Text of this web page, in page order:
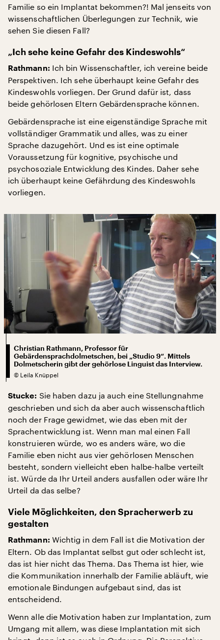
Familie so ein Implantat bekommen?! Mal jenseits von
wissenschaftlichen Überlegungen zur Technik, wie
sehen Sie diesen Fall?
„Ich sehe keine Gefahr des Kindeswohls“
Rathmann: Ich bin Wissenschaftler, ich vereine beide
Perspektiven. Ich sehe überhaupt keine Gefahr des
Kindeswohls vorliegen. Der Grund dafür ist, dass
beide gehörlosen Eltern Gebärdensprache können.
Gebärdensprache ist eine eigenständige Sprache mit
vollständiger Grammatik und alles, was zu einer
Sprache dazugehört. Und es ist eine optimale
Voraussetzung für kognitive, psychische und
psychosoziale Entwicklung des Kindes. Daher sehe
ich überhaupt keine Gefährdung des Kindeswohls
vorliegen.
Christian Rathmann, Professor für
Gebärdensprachdolmetschen, bei „Studio 9“. Mittels
Dolmetscherin gibt der gehörlose Linguist das Interview.
© Leila Knüppel
Stucke: Sie haben dazu ja auch eine Stellungnahme
geschrieben und sich da aber auch wissenschaftlich
noch der Frage gewidmet, wie das eben mit der
Sprachentwicklung ist. Wenn man mal einen Fall
konstruieren würde, wo es anders wäre, wo die
Familie eben nicht aus vier gehörlosen Menschen
besteht, sondern vielleicht eben halbe-halbe verteilt
ist. Würde da Ihr Urteil anders ausfallen oder wäre Ihr
Urteil da das selbe?
Viele Möglichkeiten, den Spracherwerb zu
gestalten
Rathmann: Wichtig in dem Fall ist die Motivation der
Eltern. Ob das Implantat selbst gut oder schlecht ist,
das ist hier nicht das Thema. Das Thema ist hier, wie
die Kommunikation innerhalb der Familie abläuft, wie
emotionale Bindungen aufgebaut sind, das ist
entscheidend.
Wenn alle die Motivation haben zur Implantation, zum
Umgang mit allem, was diese Implantation mit sich